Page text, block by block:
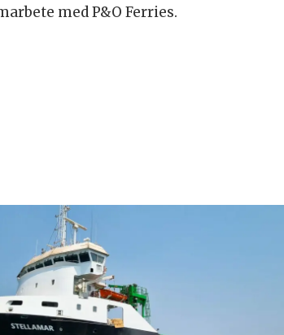
med P&O Ferries.